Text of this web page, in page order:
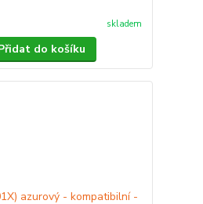
skladem
do košíku